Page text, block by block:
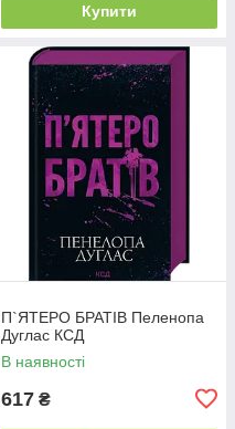
Купити
П`ЯТЕРО БРАТІВ Пеленопа
Дуглас КСД
В наявності
617 ₴